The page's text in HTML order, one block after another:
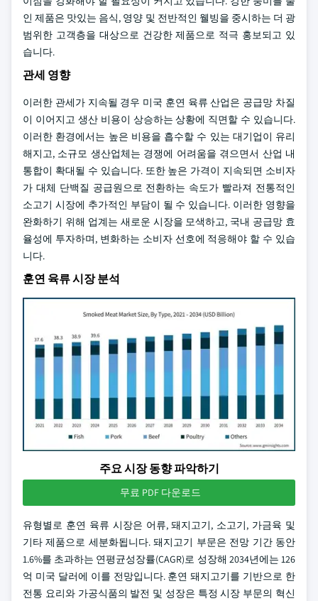
인 제품은 맛있는 음식, 영양 및 전반적인 웰빙을 중시하는 더 광
범위한 고객층을 대상으로 건강한 제품으로 적극 홍보되고 있
습니다.
관세 영향
이러한 관세가 지속될 경우 미국 훈연 육류 산업은 공급망 차질
이 이어지고 생산 비용이 상승하는 상황에 직면할 수 있습니다.
이러한 환경에서는 높은 비용을 흡수할 수 있는 대기업이 유리
해지고, 소규모 생산업체는 경쟁에 어려움을 겪으면서 산업 내
통합이 확대될 수 있습니다. 또한 높은 가격이 지속되면 소비자
가 대체 단백질 공급원으로 전환하는 속도가 빨라져 전통적인
소고기 시장에 추가적인 부담이 될 수 있습니다. 이러한 영향을
완화하기 위해 업계는 새로운 시장을 모색하고, 국내 공급망 효
율성에 투자하며, 변화하는 소비자 선호에 적응해야 할 수 있습
니다.
훈연 육류 시장 분석
주요 시장 동향 파악하기
무료 PDF 다운로드
유형별로 훈연 육류 시장은 어류, 돼지고기, 소고기, 가금육 및
기타 제품으로 세분화됩니다. 돼지고기 부문은 전망 기간 동안
1.6%를 초과하는 연평균성장률(CAGR)로 성장해 2034년에는 126
억 미국 달러에 이를 전망입니다. 훈연 돼지고기를 기반으로 한
전통 요리와 가공식품의 발전 및 성장은 특정 시장 부문의 혁신